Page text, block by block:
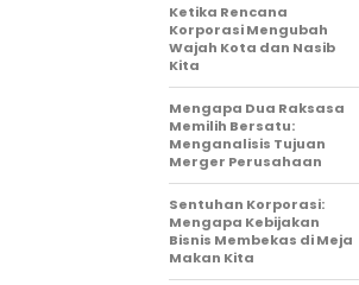
Ketika Rencana
Korporasi Mengubah
Wajah Kota dan Nasib
Kita
Mengapa Dua Raksasa
Memilih Bersatu:
Menganalisis Tujuan
Merger Perusahaan
Sentuhan Korporasi:
Mengapa Kebijakan
Bisnis Membekas di Meja
Makan Kita